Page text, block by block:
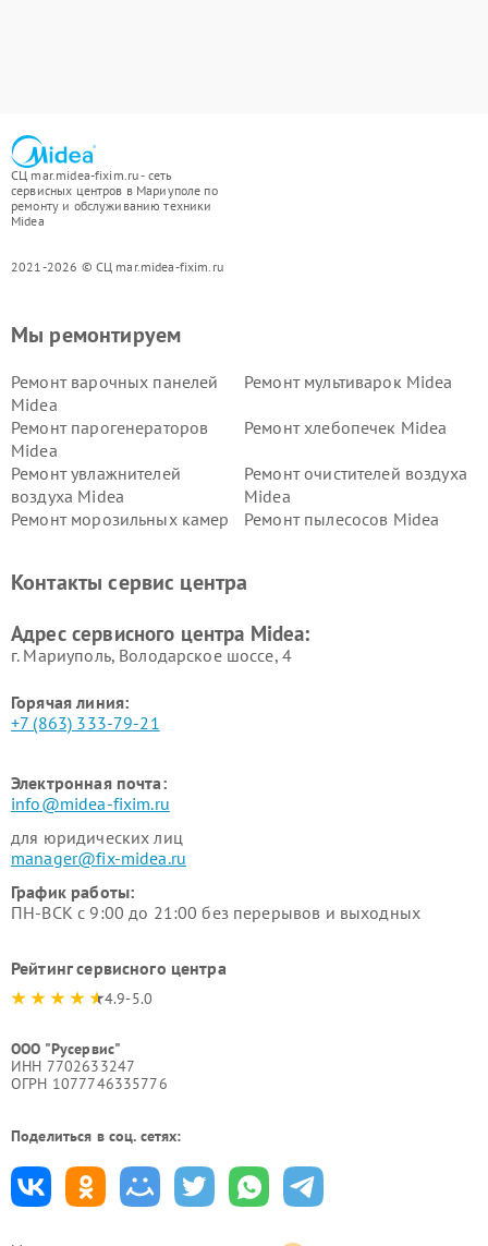
СЦ mar.midea-fixim.ru - сеть
сервисных центров в Мариуполе по
ремонту и обслуживанию техники
Midea
2021-2026 © СЦ mar.midea-fixim.ru
Мы ремонтируем
Ремонт варочных панелей
Midea
Ремонт мультиварок Midea
Ремонт парогенераторов
Midea
Ремонт хлебопечек Midea
Ремонт увлажнителей
воздуха Midea
Ремонт очистителей воздуха
Midea
Ремонт морозильных камер
Ремонт пылесосов Midea
пылесосов Midea
Midea
Контакты сервис центра
Адрес сервисного центра Midea:
г. Мариуполь, Володарское шоссе, 4
Горячая линия:
+7 (863) 333-79-21
Электронная почта:
info@midea-fixim.ru
для юридических лиц
manager@fix-midea.ru
График работы:
ПН-ВСК с 9:00 до 21:00 без перерывов и выходных
Рейтинг сервисного центра
4.9-5.0
ООО "Русервис"
ИНН 7702633247
ОГРН 1077746335776
Поделиться в соц. сетях: